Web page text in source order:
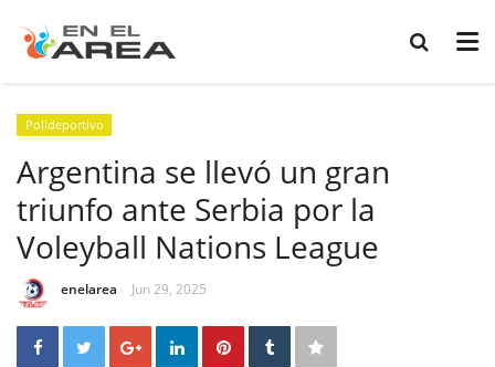
Polideportivo
Argentina se llevó un gran
triunfo ante Serbia por la
Voleyball Nations League
enelarea Jun 29, 2025